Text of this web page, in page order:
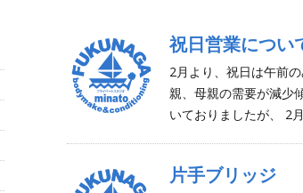
祝日営業につい
2月より、祝日は午前
親、母親の需要が減少
いておりましたが、 2
片手ブリッジ